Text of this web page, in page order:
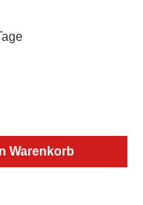
Warenkorb